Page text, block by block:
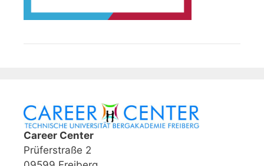
Career Center
Prüferstraße 2